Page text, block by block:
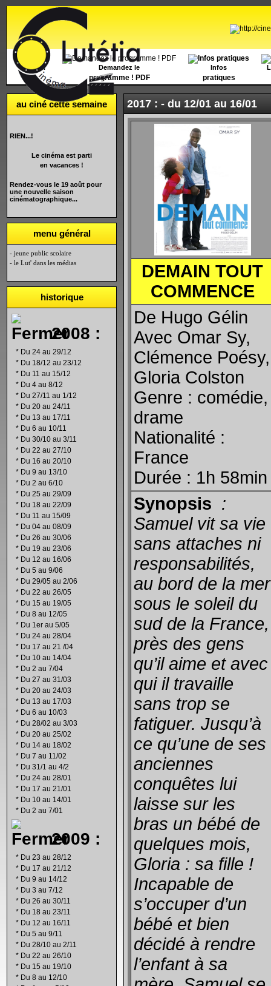
Accueil Demandez le
programme ! PDF
Infos
pratiques
au ciné cette semaine
RIEN...!
Le cinéma est parti
en vacances !
Rendez-vous le 19 août pour
une nouvelle saison
cinématographique...
menu général
- jeune public scolaire
- le Lut' dans les médias
historique
2008 :
* Du 24 au 29/12
* Du 18/12 au 23/12
* Du 11 au 15/12
* Du 4 au 8/12
* Du 27/11 au 1/12
* Du 20 au 24/11
* Du 13 au 17/11
* Du 6 au 10/11
* Du 30/10 au 3/11
* Du 22 au 27/10
* Du 16 au 20/10
* Du 9 au 13/10
* Du 2 au 6/10
* Du 25 au 29/09
* Du 18 au 22/09
* Du 11 au 15/09
* Du 04 au 08/09
* Du 26 au 30/06
* Du 19 au 23/06
* Du 12 au 16/06
* Du 5 au 9/06
* Du 29/05 au 2/06
* Du 22 au 26/05
* Du 15 au 19/05
* Du 8 au 12/05
* Du 1er au 5/05
* Du 24 au 28/04
* Du 17 au 21 /04
* Du 10 au 14/04
* Du 2 au 7/04
* Du 27 au 31/03
* Du 20 au 24/03
* Du 13 au 17/03
* Du 6 au 10/03
* Du 28/02 au 3/03
* Du 20 au 25/02
* Du 14 au 18/02
* Du 7 au 11/02
* Du 31/1 au 4/2
* Du 24 au 28/01
* Du 17 au 21/01
* Du 10 au 14/01
* Du 2 au 7/01
2009 :
* Du 23 au 28/12
* Du 17 au 21/12
* Du 9 au 14/12
* Du 3 au 7/12
* Du 26 au 30/11
* Du 18 au 23/11
* Du 12 au 16/11
* Du 5 au 9/11
* Du 28/10 au 2/11
* Du 22 au 26/10
* Du 15 au 19/10
* Du 8 au 12/10
2017 : - du 12/01 au 16/01
DEMAIN TOUT
COMMENCE
De Hugo Gélin
Avec Omar Sy,
Clémence Poésy,
Gloria Colston
Genre : comédie,
drame
Nationalité :
France
Durée : 1h 58min
Synopsis :
Samuel vit sa vie
sans attaches ni
responsabilités,
au bord de la mer
sous le soleil du
sud de la France,
près des gens
qu’il aime et avec
qui il travaille
sans trop se
fatiguer. Jusqu’à
ce qu’une de ses
anciennes
conquêtes lui
laisse sur les
bras un bébé de
quelques mois,
Gloria : sa fille !
Incapable de
s’occuper d’un
bébé et bien
décidé à rendre
l’enfant à sa